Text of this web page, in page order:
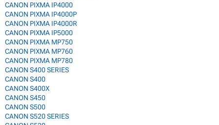
CANON PIXMA IP4000
CANON PIXMA IP4000P
CANON PIXMA IP4000R
CANON PIXMA IP5000
CANON PIXMA MP750
CANON PIXMA MP760
CANON PIXMA MP780
CANON S400 SERIES
CANON S400
CANON S400X
CANON S450
CANON S500
CANON S520 SERIES